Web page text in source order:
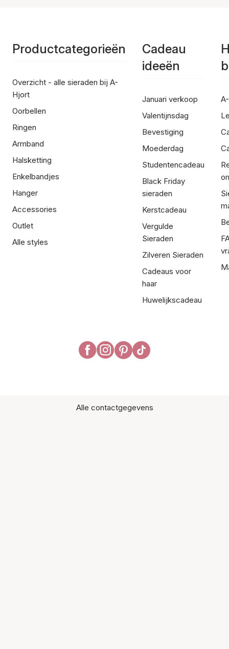
Productcategorieën
Overzicht - alle sieraden bij A-
Hjort
Oorbellen
Ringen
Armband
Halsketting
Enkelbandjes
Hanger
Accessories
Outlet
Alle styles
Cadeau
ideeën
Januari verkoop
Valentijnsdag
Bevestiging
Moederdag
Studentencadeau
Black Friday
sieraden
Kerstcadeau
Vergulde
Sieraden
Zilveren Sieraden
Cadeaus voor
haar
Huwelijkscadeau
Alle contactgegevens